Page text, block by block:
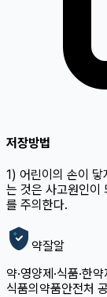
저장방법
1) 어린이의 손이
는 것은 사고원인이
를 주의한다.
약잘알
약·영양제·식품·한
식품의약품안전처